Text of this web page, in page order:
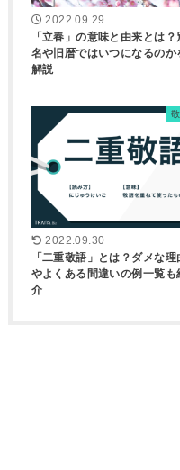
2022.09.29
「立春」の意味と由来とは？
名や旧暦ではいつになるのか
解説
2022.09.30
「二重敬語」とは？ダメな理
やよくある間違いの例一覧も
介